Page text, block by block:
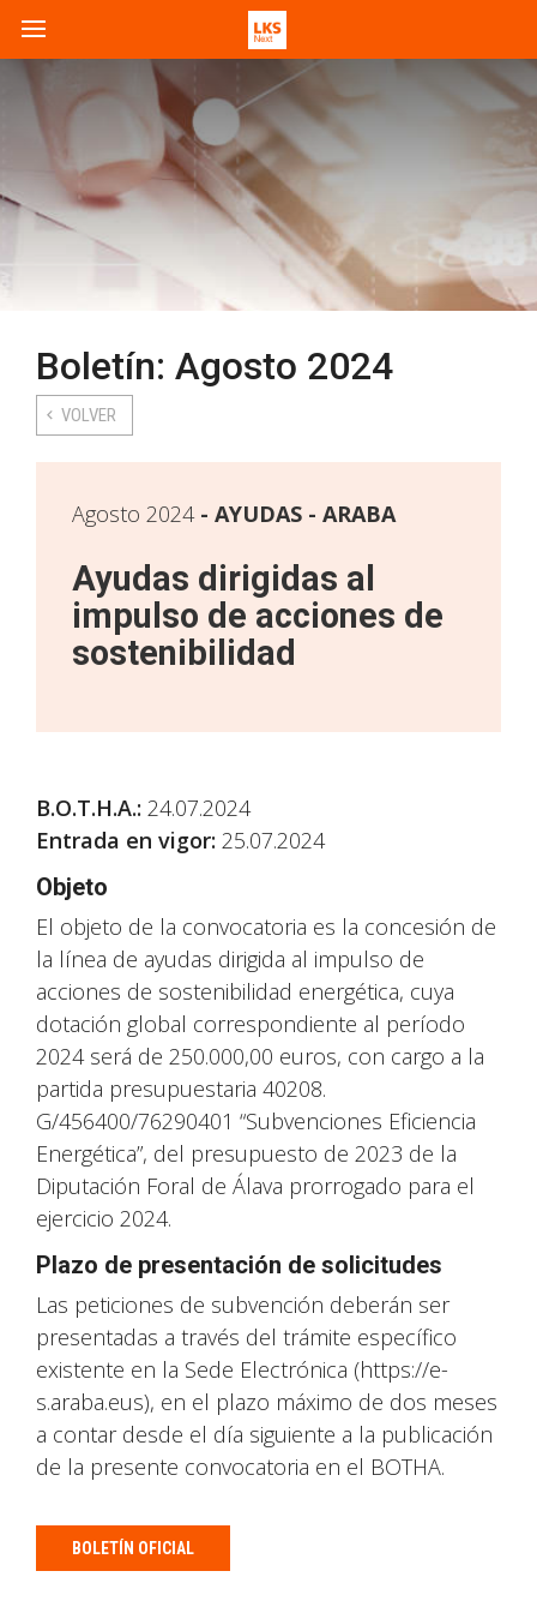
Boletín: Agosto 2024
VOLVER
Agosto 2024 AYUDAS - ARABA
Ayudas dirigidas al
impulso de acciones de
sostenibilidad
B.O.T.H.A.: 24.07.2024
Entrada en vigor: 25.07.2024
Objeto
El objeto de la convocatoria es la concesión de
la línea de ayudas dirigida al impulso de
acciones de sostenibilidad energética, cuya
dotación global correspondiente al período
2024 será de 250.000,00 euros, con cargo a la
partida presupuestaria 40208.
G/456400/76290401 “Subvenciones Eficiencia
Energética”, del presupuesto de 2023 de la
Diputación Foral de Álava prorrogado para el
ejercicio 2024.
Plazo de presentación de solicitudes
Las peticiones de subvención deberán ser
presentadas a través del trámite específico
existente en la Sede Electrónica (https://e-
s.araba.eus), en el plazo máximo de dos meses
a contar desde el día siguiente a la publicación
de la presente convocatoria en el BOTHA.
BOLETÍN OFICIAL